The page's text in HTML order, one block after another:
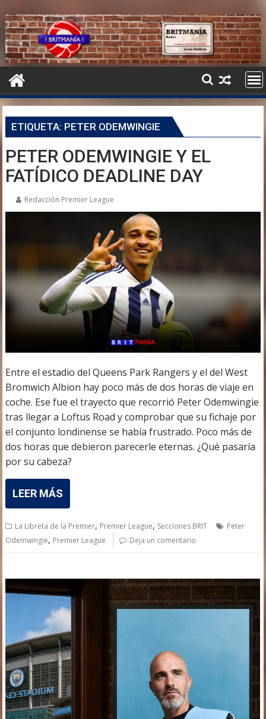
ETIQUETA: PETER ODEMWINGIE
PETER ODEMWINGIE Y EL
FATÍDICO DEADLINE DAY
Redacción Premier League
Entre el estadio del Queens Park Rangers y el del West
Bromwich Albion hay poco más de dos horas de viaje en
coche. Ese fue el trayecto que recorrió Peter Odemwingie
tras llegar a Loftus Road y comprobar que su fichaje por
el conjunto londinense se había frustrado. Poco más de
dos horas que debieron parecerle eternas. ¿Qué pasaría
por su cabeza?
LEER MÁS
La Libreta de la Premier, Premier League, Secciones BRIT
Peter
Odemwingie, Premier League Deja un comentario